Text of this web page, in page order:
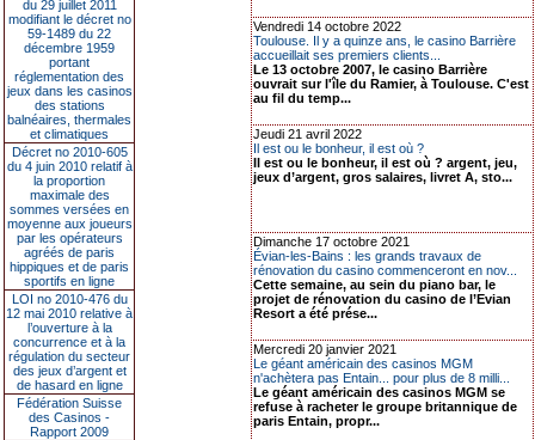
du 29 juillet 2011
modifiant le décret no
59-1489 du 22
décembre 1959
portant
réglementation des
jeux dans les casinos
des stations
balnéaires, thermales
et climatiques
Décret no 2010-605
du 4 juin 2010 relatif à
la proportion
maximale des
sommes versées en
moyenne aux joueurs
par les opérateurs
agréés de paris
hippiques et de paris
sportifs en ligne
LOI no 2010-476 du
12 mai 2010 relative à
l’ouverture à la
concurrence et à la
régulation du secteur
des jeux d’argent et
de hasard en ligne
Fédération Suisse
des Casinos -
Rapport 2009
Vendredi 14 octobre 2022
Toulouse. Il y a quinze ans, le casino Barrière
accueillait ses premiers clients...
Le 13 octobre 2007, le casino Barrière
ouvrait sur l'île du Ramier, à Toulouse. C'est
au fil du temp...
Jeudi 21 avril 2022
Il est ou le bonheur, il est où ?
Il est ou le bonheur, il est où ? argent, jeu,
jeux d’argent, gros salaires, livret A, sto...
Dimanche 17 octobre 2021
Évian-les-Bains : les grands travaux de
rénovation du casino commenceront en nov...
Cette semaine, au sein du piano bar, le
projet de rénovation du casino de l’Evian
Resort a été prése...
Mercredi 20 janvier 2021
Le géant américain des casinos MGM
n'achètera pas Entain... pour plus de 8 milli...
Le géant américain des casinos MGM se
refuse à racheter le groupe britannique de
paris Entain, propr...